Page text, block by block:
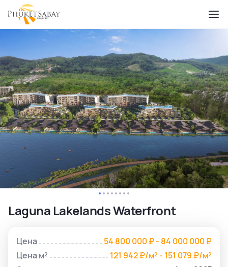
Laguna Lakelands Waterfront
Цена
54 800 000 ₽ - 84 000 000 ₽
Цена м²
121 942 ₽/м² - 151 079 ₽/м²